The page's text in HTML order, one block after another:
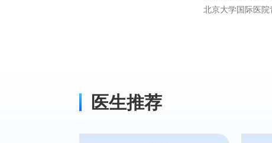
北京大学国际医
医生推荐